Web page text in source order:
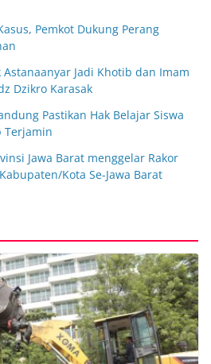
Pemkot Dukung Perang
Jadi Khotib dan Imam
Dzikro Karasak
Pastikan Hak Belajar Siswa
Terjamin
Jawa Barat menggelar Rakor
Kota Se-Jawa Barat